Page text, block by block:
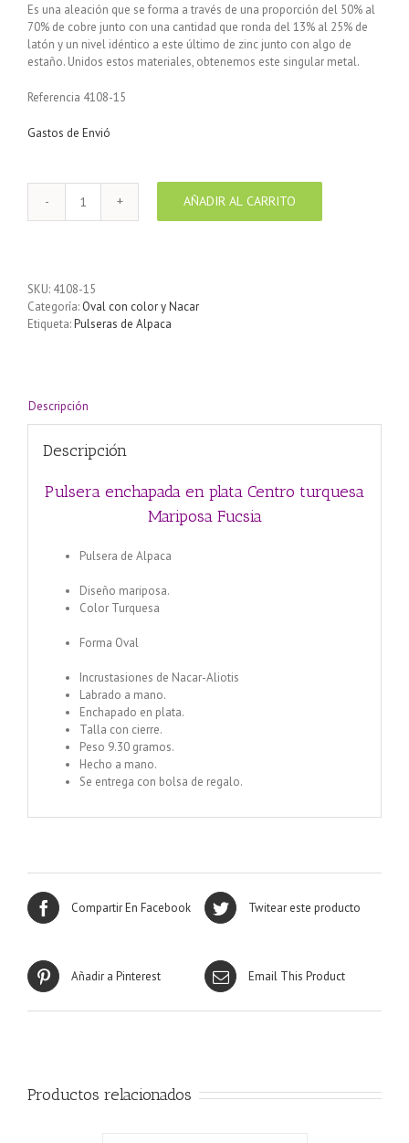
Es una aleación que se forma a través de una proporción del 50% al
70% de cobre junto con una cantidad que ronda del 13% al 25% de
latón y un nivel idéntico a este último de zinc junto con algo de
estaño. Unidos estos materiales, obtenemos este singular metal.
Referencia 4108-15
Gastos de Envió
Pulsera
enchapada
turquesa
Mariposa
Fucsia
AÑADIR AL CARRITO
SKU: 4108-15
Categoría: Oval con color y Nacar
Etiqueta:Pulseras de Alpaca
Descripción
Descripción
Pulsera enchapada en plata Centro turquesa
Mariposa Fucsia
Pulsera de Alpaca
Diseño mariposa.
Color Turquesa
Forma Oval
Incrustasiones de Nacar-Aliotis
Labrado a mano.
Enchapado en plata.
Talla con cierre.
Peso 9.30 gramos.
Hecho a mano.
Se entrega con bolsa de regalo.
Compartir En Facebook Twitear este producto
Añadir a Pinterest Email This Product
Productos relacionados